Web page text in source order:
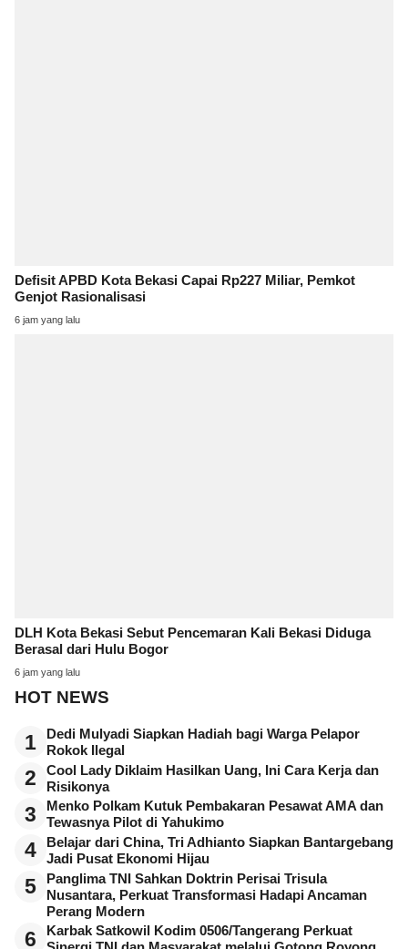
Defisit APBD Kota Bekasi Capai Rp227 Miliar, Pemkot
Genjot Rasionalisasi
6 jam yang lalu
DLH Kota Bekasi Sebut Pencemaran Kali Bekasi Diduga
Berasal dari Hulu Bogor
6 jam yang lalu
HOT NEWS
1
Dedi Mulyadi Siapkan Hadiah bagi Warga Pelapor
Rokok Ilegal
2
Cool Lady Diklaim Hasilkan Uang, Ini Cara Kerja dan
Risikonya
3
Menko Polkam Kutuk Pembakaran Pesawat AMA dan
Tewasnya Pilot di Yahukimo
4
Belajar dari China, Tri Adhianto Siapkan Bantargebang
Jadi Pusat Ekonomi Hijau
5
Panglima TNI Sahkan Doktrin Perisai Trisula
Nusantara, Perkuat Transformasi Hadapi Ancaman
Perang Modern
6
Karbak Satkowil Kodim 0506/Tangerang Perkuat